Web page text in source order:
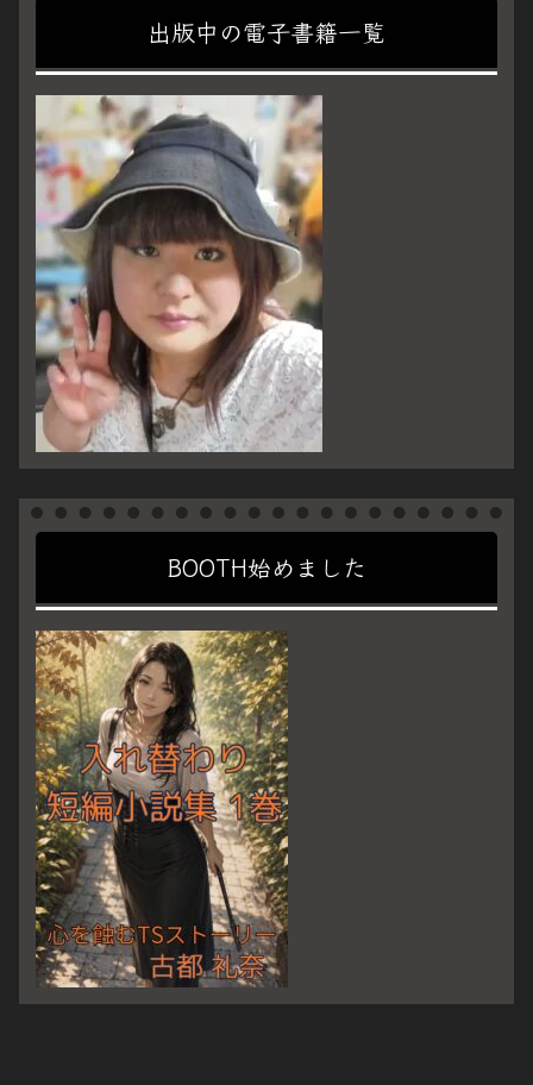
出版中の電子書籍一覧
BOOTH始めました